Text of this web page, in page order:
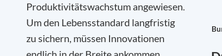
Produktivitätswachstum angewiesen.
Um den Lebensstandard langfristig
zu sichern, müssen Innovationen